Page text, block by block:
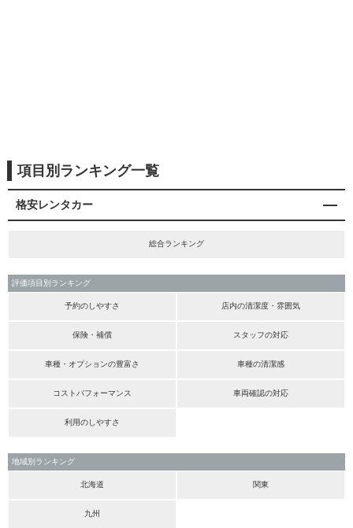
項目別ランキング一覧
格安レンタカー
総合ランキング
評価項目別ランキング
予約のしやすさ 店内の清潔度・雰囲気
保険・補償 スタッフの対応
車種・オプションの豊富さ 車種の清潔感
コストパフォーマンス 車両確認の対応
利用のしやすさ
地域別ランキング
北海道 関東
九州